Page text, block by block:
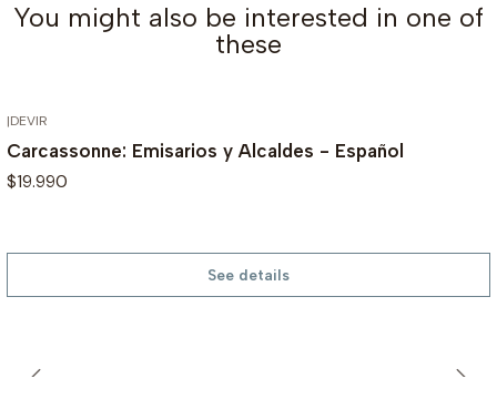
You might also be interested in one of
these
|DEVIR
Carcassonne: Emisarios y Alcaldes - Español
$19.990
See details